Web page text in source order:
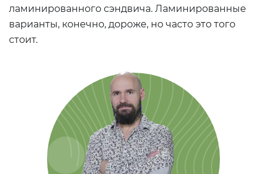
ламинированного сэндвича. Ламинированные
варианты, конечно, дороже, но часто это того
стоит.